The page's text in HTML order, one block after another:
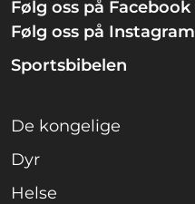
Følg oss på Facebook
Følg oss på Instagram
Sportsbibelen
De kongelige
Dyr
Helse